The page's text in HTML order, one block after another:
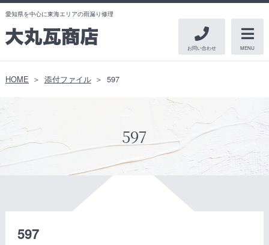
愛知県を中心に東海エリアの雨漏り修理
お問い合わせ MENU
HOME 添付ファイル 597
597
597